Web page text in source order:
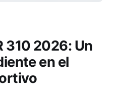
310 2026: Un
en el